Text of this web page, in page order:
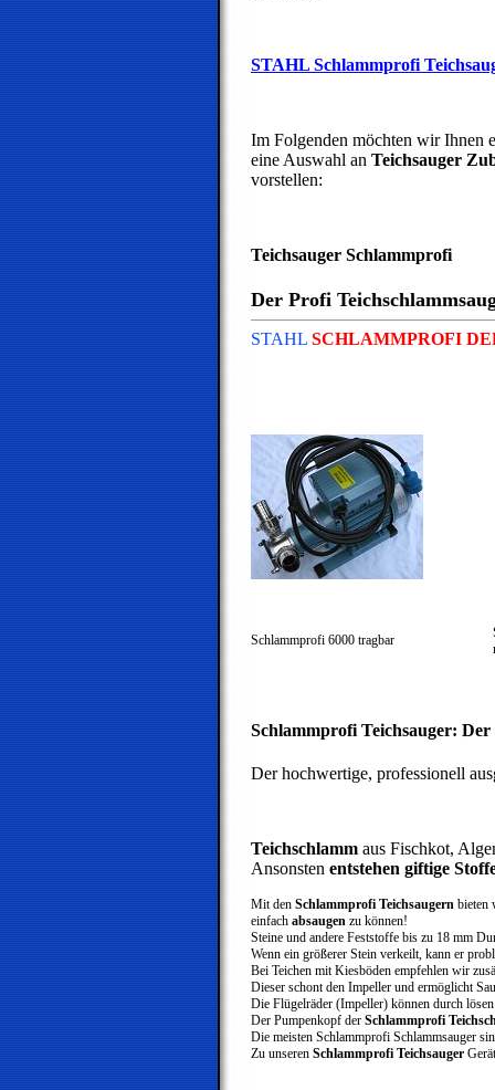
STAHL Schlammprofi
Im Folgenden möchten wir Ihnen
eine Auswahl an Teichsauger
vorstellen:
Teichsauger Schlammprofi
Der Profi
STAHL SCHLAMMPROFI
Schlammprofi 6000 tragbar
Schlammprofi Teichsauger:
Der hochwertige, professionell
Teichschlamm aus Fischkot,
Ansonsten entstehen giftige
Mit den Schlammprofi Teichsaugern bieten
einfach absaugen zu können!
Steine und andere Feststoffe bis zu 18 mm
Wenn ein größerer Stein verkeilt, kann er
Bei Teichen mit Kiesböden empfehlen wir
Dieser schont den Impeller und ermöglicht
Die Flügelräder (Impeller) können durch
Der Pumpenkopf der Schlammprofi
Die meisten Schlammprofi Schlammsauger
Zu unseren Schlammprofi Teichsauger